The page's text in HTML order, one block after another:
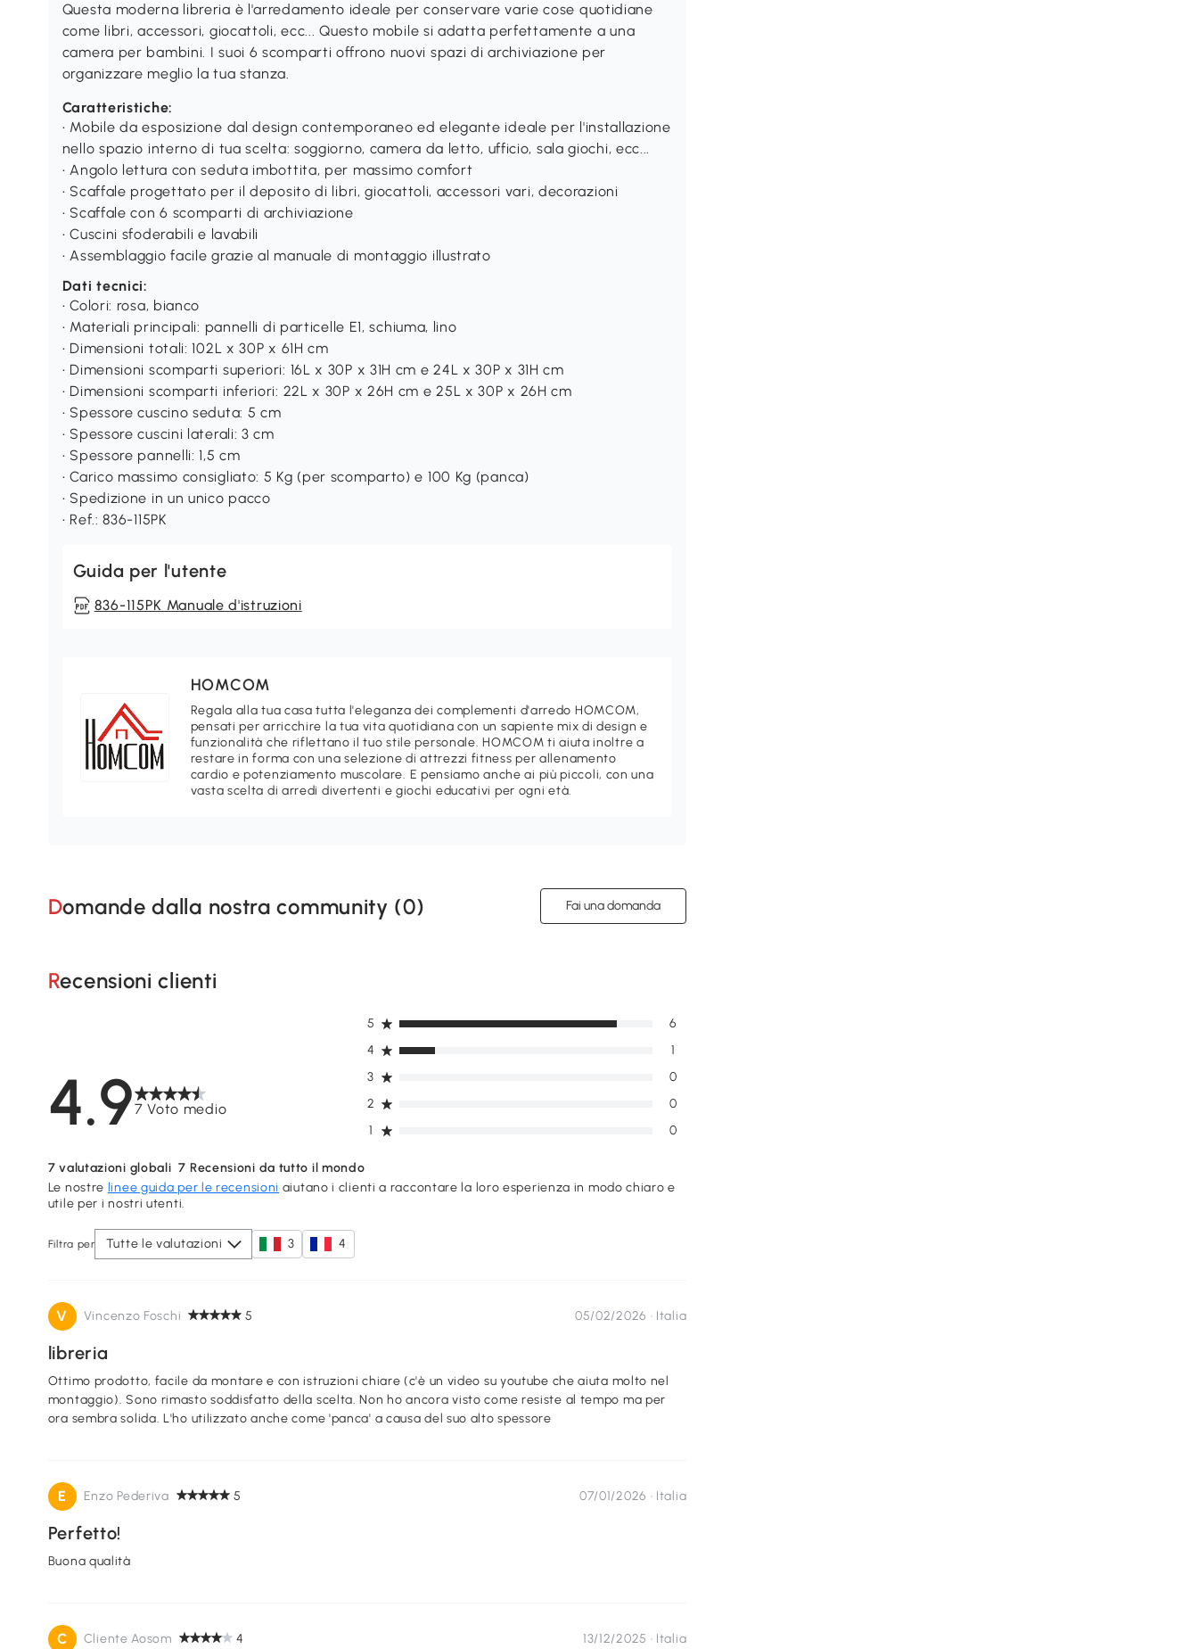
Questa moderna libreria è l'arredamento ideale per conservare varie cose quotidiane
come libri, accessori, giocattoli, ecc... Questo mobile si adatta perfettamente a una
camera per bambini. I suoi 6 scomparti offrono nuovi spazi di archiviazione per
organizzare meglio la tua stanza.
Caratteristiche:
• Mobile da esposizione dal design contemporaneo ed elegante ideale per l'installazione
nello spazio interno di tua scelta: soggiorno, camera da letto, ufficio, sala giochi, ecc...
• Angolo lettura con seduta imbottita, per massimo comfort
• Scaffale progettato per il deposito di libri, giocattoli, accessori vari, decorazioni
• Scaffale con 6 scomparti di archiviazione
• Cuscini sfoderabili e lavabili
• Assemblaggio facile grazie al manuale di montaggio illustrato
Dati tecnici:
• Colori: rosa, bianco
• Materiali principali: pannelli di particelle E1, schiuma, lino
• Dimensioni totali: 102L x 30P x 61H cm
• Dimensioni scomparti superiori: 16L x 30P x 31H cm e 24L x 30P x 31H cm
• Dimensioni scomparti inferiori: 22L x 30P x 26H cm e 25L x 30P x 26H cm
• Spessore cuscino seduta: 5 cm
• Spessore cuscini laterali: 3 cm
• Spessore pannelli: 1,5 cm
• Carico massimo consigliato: 5 Kg (per scomparto) e 100 Kg (panca)
• Spedizione in un unico pacco
• Ref.: 836-115PK
Guida per l'utente
836-115PK Manuale d'istruzioni
HOMCOM
Regala alla tua casa tutta l'eleganza dei complementi d'arredo HOMCOM,
pensati per arricchire la tua vita quotidiana con un sapiente mix di design e
funzionalità che riflettano il tuo stile personale. HOMCOM ti aiuta inoltre a
restare in forma con una selezione di attrezzi fitness per allenamento
cardio e potenziamento muscolare. E pensiamo anche ai più piccoli, con una
vasta scelta di arredi divertenti e giochi educativi per ogni età.
Domande dalla nostra community (0) Fai una domanda
Recensioni clienti
4.97 Voto medio
1 0
2 0
3 0
4 1
5 6
7 valutazioni globali 7 Recensioni da tutto il mondo
Le nostre linee guida per le recensioni aiutano i clienti a raccontare la loro esperienza in modo chiaro e
utile per i nostri utenti.
Filtra per Tutte le valutazioni 3 4
V Vincenzo Foschi 5 05/02/2026 · Italia
libreria
Ottimo prodotto, facile da montare e con istruzioni chiare (c'è un video su youtube che aiuta molto nel
montaggio). Sono rimasto soddisfatto della scelta. Non ho ancora visto come resiste al tempo ma per
ora sembra solida. L'ho utilizzato anche come 'panca' a causa del suo alto spessore
E Enzo Pederiva 5 07/01/2026 · Italia
Perfetto!
Buona qualità
C Cliente Aosom 4 13/12/2025 · Italia